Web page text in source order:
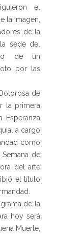
el
la imagen,
de la
la sede del
de un
por las
de
la primera
Esperanza
a cargo
como
de
del arte
el título
de la
hoy será
Muerte,